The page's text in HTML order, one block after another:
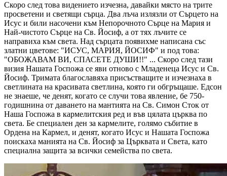
Скоро след това видението изчезна, давайки място на трите
просветени и светящи сърца. Два лъча излязли от Сърцето на
Исус и били насочени към Непорочното Сърце на Мария и
Най-чистото Сърце на Св. Йосиф, а от тях лъчите се
направиха към света. Над сърцата появихме написана със
златни цветове: "ИСУС, МАРИЯ, ЙОСИФ" и под това:
"ОБОЖАВАМ ВИ, СПАСЕТЕ ДУШИ!!" ... Скоро след тази
визия Нашата Госпожа се яви отново с Младенеца Исус и Св.
Йосиф. Тримата благославяха присъстващите и изчезнаха в
светлината на красивата светлина, която ги обгръщаше. Едсон
не знаеше, че денят, когато се случи това явление, бе 750-
годишнина от даването на мантията на Св. Симон Сток от
Наша Госпожа в кармелитския ред и във цялата църква по
света. Бе специален ден за кармелите, голямо събитие в
Ордена на Кармел, и денят, когато Исус и Нашата Госпожа
поискаха манията на Св. Йосиф за Църквата и Света, като
специална защита за всички семейства по света.